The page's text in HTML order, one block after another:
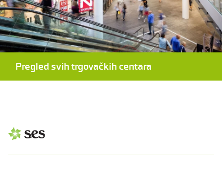
Pregled svih trgovačkih centara